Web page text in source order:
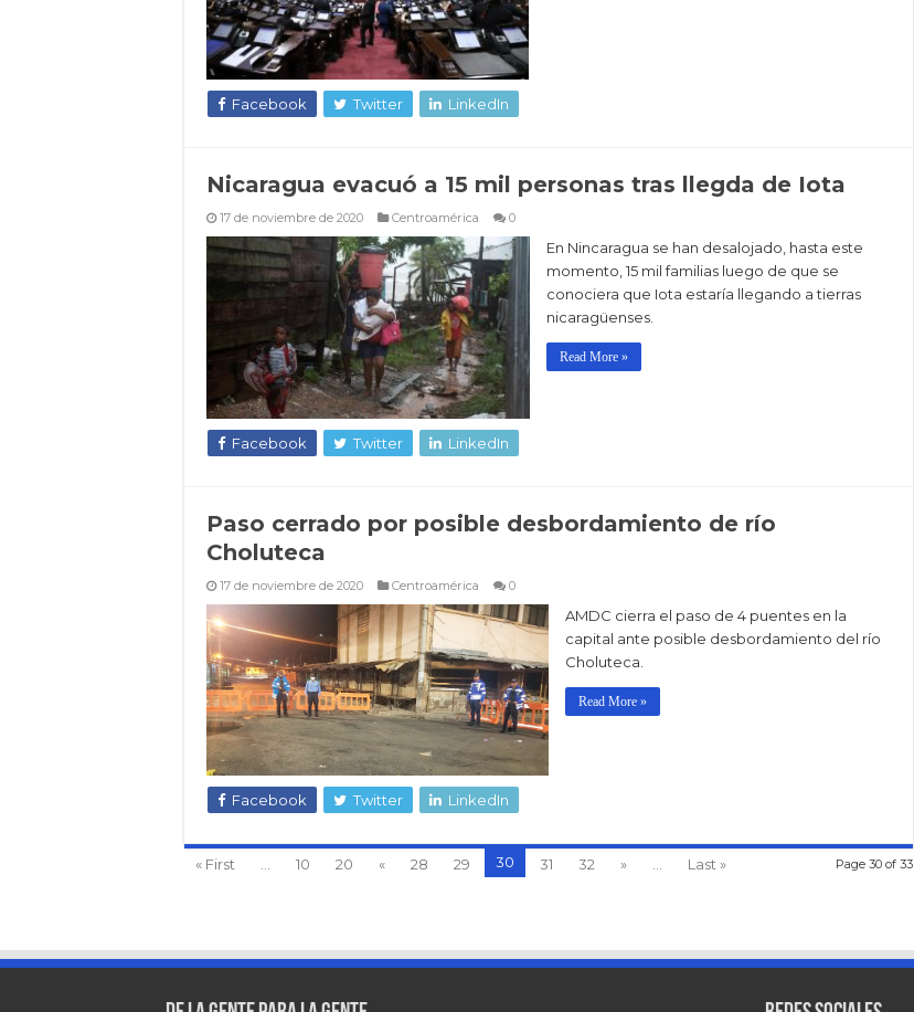
Facebook Twitter LinkedIn
Nicaragua evacuó a 15 mil personas tras llegda de Iota
17 de noviembre de 2020 Centroamérica 0
En Nincaragua se han desalojado, hasta este
momento, 15 mil familias luego de que se
conociera que Iota estaría llegando a tierras
nicaragüenses.
Read More »
Facebook Twitter LinkedIn
Paso cerrado por posible desbordamiento de río
Choluteca
17 de noviembre de 2020 Centroamérica 0
AMDC cierra el paso de 4 puentes en la
capital ante posible desbordamiento del río
Choluteca.
Read More »
Facebook Twitter LinkedIn
Page 30 of 33
« First 10 20 « 28 29 30 31 32 » Last »